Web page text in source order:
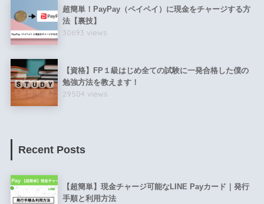
超簡単！PayPay（ペイペイ）に現金をチャージする方
法【裏技】
30693 views
【資格】FP１級はじめ全ての試験に一発合格した僕の
勉強方法を教えます！
29504 views
Recent Posts
【超簡単】現金チャージ可能なLINE Payカード｜発行
手順と利用方法